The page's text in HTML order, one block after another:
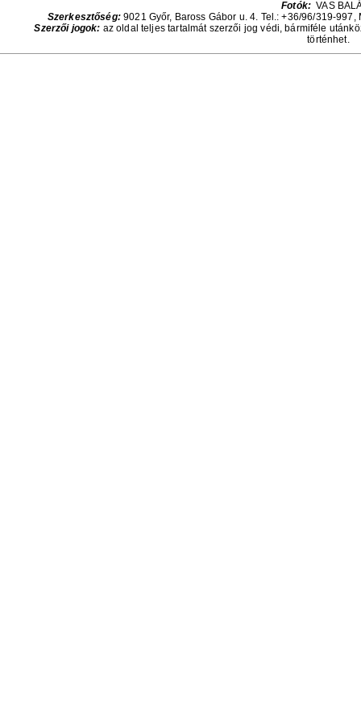
Fotók: VAS
Szerkesztőség:9021 Győr, Baross Gábor u. 4. Tel.: +36/96/319-997,
Szerzői jogok: az oldal teljes tartalmát szerzői jog védi, bármiféle
történhet.